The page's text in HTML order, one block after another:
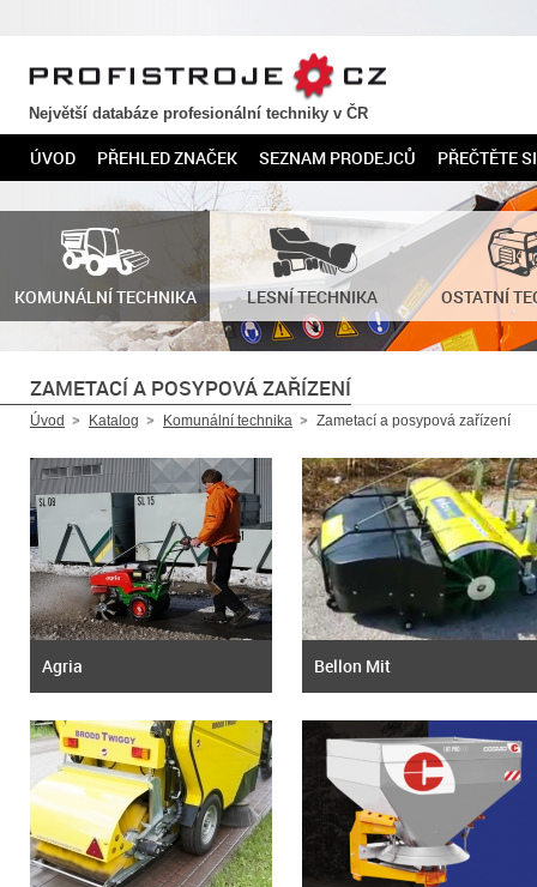
PROFISTROJE.CZ
Největší databáze profesionální techniky v ČR
ÚVOD PŘEHLED ZNAČEK SEZNAM PRODEJCŮ PŘEČTĚTE SI
KOMUNÁLNÍ TECHNIKA LESNÍ TECHNIKA OSTATNÍ
ZAMETACÍ A POSYPOVÁ ZAŘÍZENÍ
Úvod Katalog Komunální technika Zametací a posypová zařízení
Agria Bellon Mit